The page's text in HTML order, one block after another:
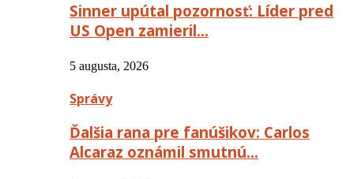
Sinner upútal pozornosť: Líder pred
US Open zamieril…
5 augusta, 2026
Správy
Ďalšia rana pre fanúšikov: Carlos
Alcaraz oznámil smutnú…